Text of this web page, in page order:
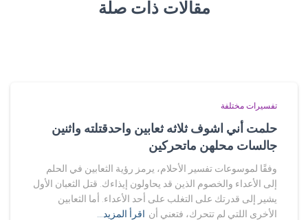
مقالات ذات صلة
تفسيرات مختلفة
حلمت أني اشوف ثلاثه ثعابين واحدقتلته واثنين
جالسات محلهن ماتحركين
وفقًا لموسوعات تفسير الأحلام، يرمز رؤية الثعابين في الحلم
إلى الأعداء والخصوم الذين قد يحاولون إيذاءك. قتل الثعبان الأول
يشير إلى قدرتك على التغلب على أحد الأعداء. أما الثعابين
الأخرى اللتي لم تتحرك، فتعني أن اقرأ المزيد…